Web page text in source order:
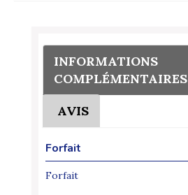
INFORMATIONS
COMPLÉMENTAIRES
AVIS
Forfait
Forfait